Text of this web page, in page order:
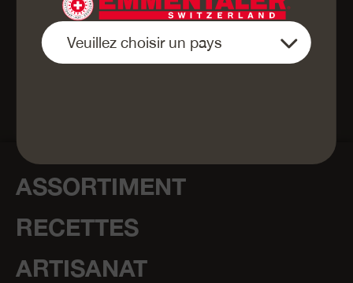
Retour à l'aperçu
ASSORTIMENT
RECETTES
ARTISANAT